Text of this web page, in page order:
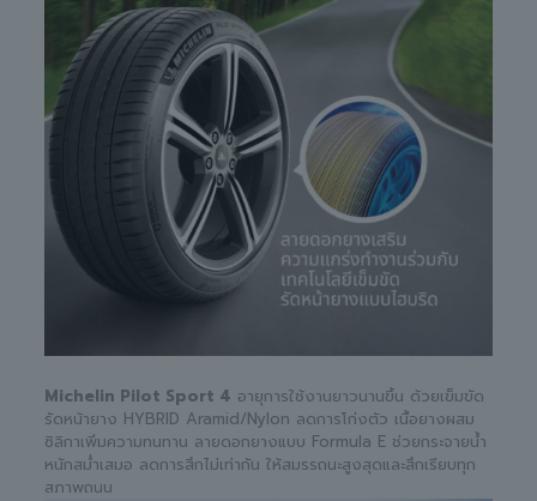
Michelin Pilot Sport 4 อายุการใช้งานยาวนานขึ้น ด้วยเข็มขัด
รัดหน้ายาง HYBRID Aramid/Nylon ลดการโก่งตัว เนื้อยางผสม
ซิลิกาเพิ่มความทนทาน ลายดอกยางแบบ Formula E ช่วยกระจายน้ำ
หนักสม่ำเสมอ ลดการสึกไม่เท่ากัน ให้สมรรถนะสูงสุดและสึกเรียบทุก
สภาพถนน